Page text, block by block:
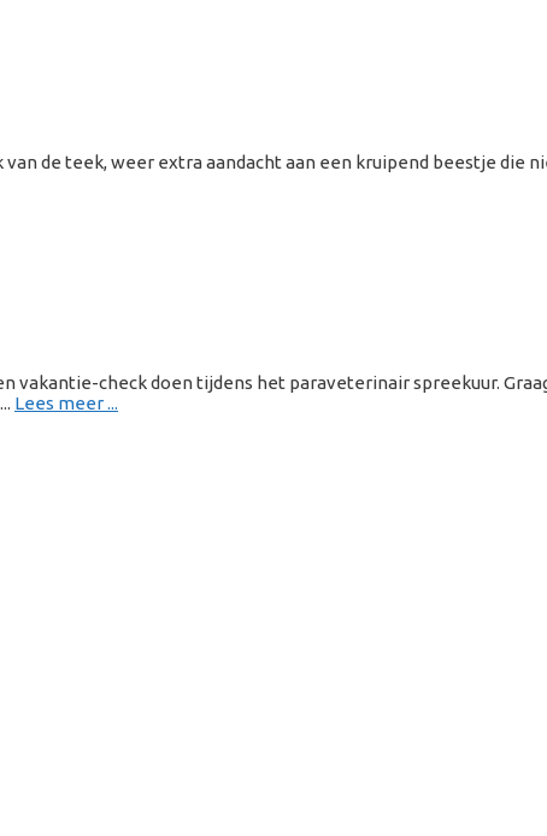
de teek, weer extra aandacht aan een kruipend beestje die
vakantie-check doen tijdens het paraveterinair spreekuur.
Lees meer ...